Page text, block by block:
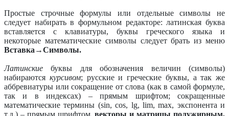
Простые строчные формулы или отдельные символы не
следует набирать в формульном редакторе: латинская буква
вставляется с клавиатуры, буквы греческого языка и
некоторые математические символы следует брать из меню
Вставка→Символы.
Латинские буквы для обозначения величин (символы)
набираются курсивом; русские и греческие буквы, а так же
аббревиатуры или сокращение от слова (как в самой формуле,
так и в индексах) – прямым шрифтом; сокращенные
математические термины (sin,cos, lg, lim,max, экспонента и